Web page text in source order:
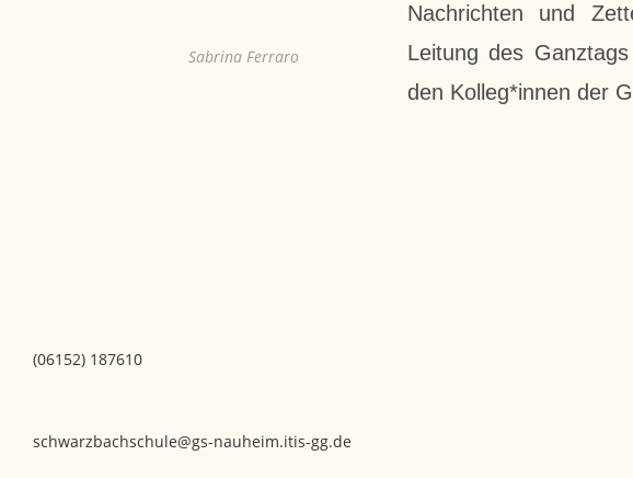
Sabrina Ferraro
Nachrichten und
Leitung des
den Kolleg*innen der
(06152) 187610
schwarzbachschule@gs-nauheim.itis-gg.de